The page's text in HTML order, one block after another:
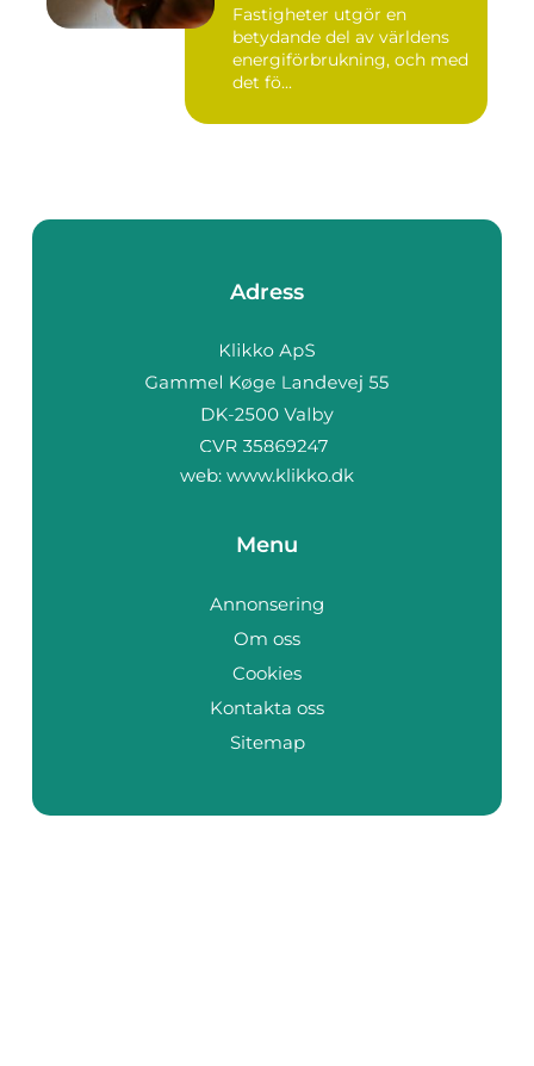
Fastigheter utgör en
betydande del av världens
energiförbrukning, och med
det fö...
Adress
web: www.klikko.dk
Menu
Annonsering
Om oss
Cookies
Kontakta oss
Sitemap